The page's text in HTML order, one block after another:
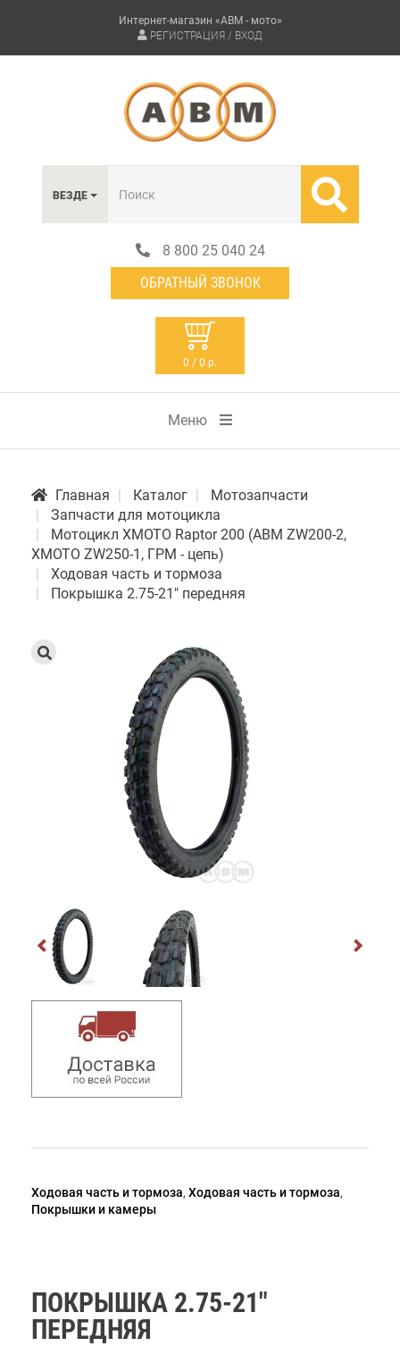
Интернет-магазин «АВМ - мото»
РЕГИСТРАЦИЯ / ВХОД
ВЕЗДЕ
8 800 25 040 24
ОБРАТНЫЙ ЗВОНОК
0 / 0 р.
Меню
Главная Каталог
Мотозапчасти
Запчасти для мотоцикла
Мотоцикл XMOTO Raptor 200 (ABM ZW200-2,
XMOTO ZW250-1, ГРМ - цепь)
Ходовая часть и тормоза
Покрышка 2.75-21" передняя
Ходовая часть и тормоза, Ходовая часть и тормоза,
Покрышки и камеры
ПОКРЫШКА 2.75-21"
ПЕРЕДНЯЯ